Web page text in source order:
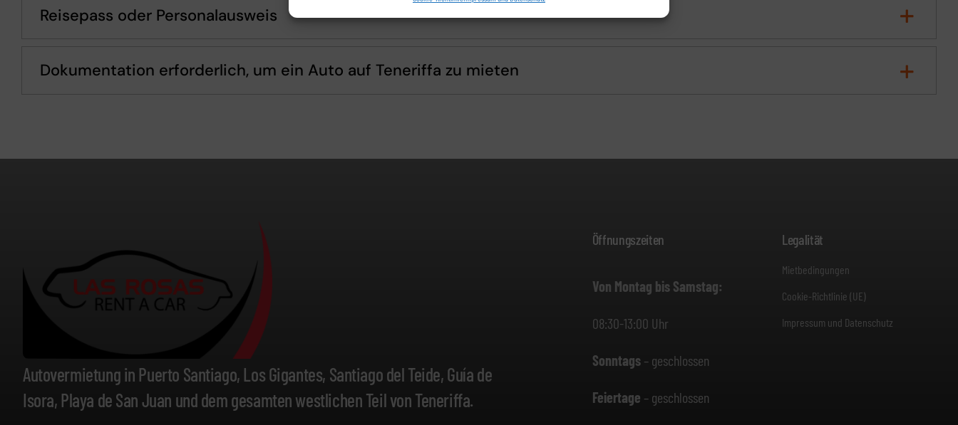
Reisepass oder Personalausweis
Dokumentation erforderlich, um ein Auto auf Teneriffa zu mieten
Autovermietung in Puerto Santiago, Los Gigantes, Santiago del Teide, Guía de
Isora, Playa de San Juan und dem gesamten westlichen Teil von Teneriffa.
Öffnungszeiten
Von Montag bis Samstag:
08:30-13:00 Uhr
Sonntags– geschlossen
Feiertage – geschlossen
Legalität
Mietbedingungen
Cookie-Richtlinie (UE)
Impressum und Datenschutz